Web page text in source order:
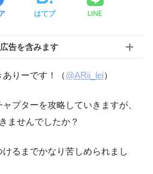
はてブ LINE
告を含みます
りーです！（@ARii_lei）
プターを攻略していきますが、
ませんでしたか？
るまでかなり苦しめられまし